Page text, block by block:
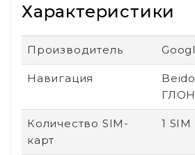
Характеристики
Производитель
Навигация
Количество SIM-
карт
1 SIM